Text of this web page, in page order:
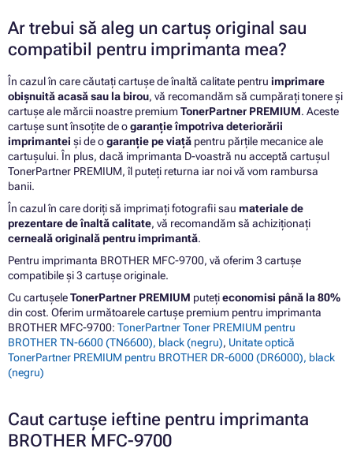
Ar trebui să aleg un cartuș original sau
compatibil pentru imprimanta mea?
În cazul în care căutați cartușe de înaltă calitate pentru imprimare
obișnuită acasă sau la birou, vă recomandăm să cumpărați tonere și
cartușe ale mărcii noastre premiumTonerPartner PREMIUM. Aceste
cartușe sunt însoțite de ogaranție împotriva deteriorării
imprimantei și de ogaranție pe viață pentru părțile mecanice ale
cartușului. În plus, dacă imprimanta D-voastră nu acceptă cartușul
TonerPartner PREMIUM, îl puteți returna iar noi vă vom rambursa
banii.
În cazul în care doriți să imprimați fotografii sau materiale de
prezentare de înaltă calitate, vă recomandăm să achiziționați
cerneală originală pentru imprimantă.
Pentru imprimanta BROTHER MFC-9700, vă oferim 3 cartușe
compatibile și 3 cartușe originale.
Cu cartușeleTonerPartner PREMIUM putețieconomisi până la 80%
din cost. Oferim următoarele cartușe premium pentru imprimanta
BROTHER MFC-9700: TonerPartner Toner PREMIUM pentru
BROTHER TN-6600 (TN6600), black (negru), Unitate optică
TonerPartner PREMIUM pentru BROTHER DR-6000 (DR6000), black
(negru)
Caut cartușe ieftine pentru imprimanta
BROTHER MFC-9700